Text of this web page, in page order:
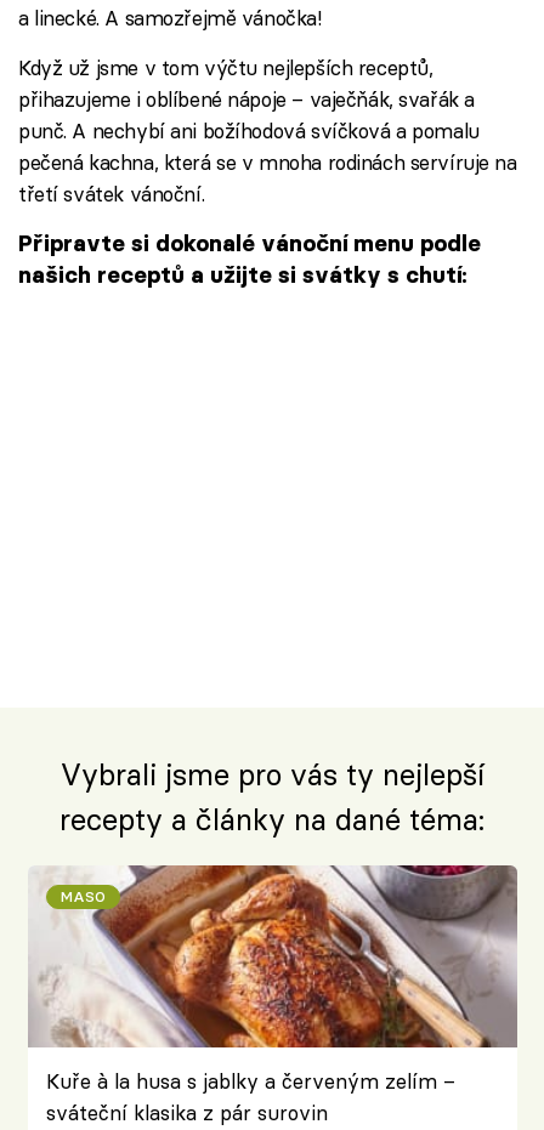
a linecké. A samozřejmě vánočka!
Když už jsme v tom výčtu nejlepších receptů,
přihazujeme i oblíbené nápoje – vaječňák, svařák a
punč. A nechybí ani božíhodová svíčková a pomalu
pečená kachna, která se v mnoha rodinách servíruje na
třetí svátek vánoční.
Připravte si dokonalé vánoční menu podle
našich receptů a užijte si svátky s chutí:
Vybrali jsme pro vás ty nejlepší
recepty a články na dané téma:
MASO
Kuře à la husa s jablky a červeným zelím –
sváteční klasika z pár surovin